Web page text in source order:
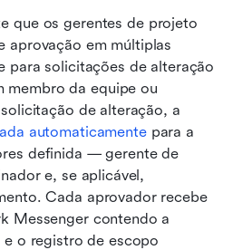
que os gerentes de projeto
aprovação em múltiplas
para solicitações de alteração
membro da equipe ou
automaticamente para a
definida — gerente de
e, se aplicável,
Cada aprovador recebe
Messenger contendo a
o registro de escopo